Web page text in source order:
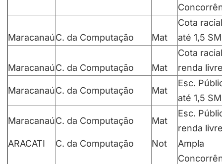
MaracanaúC. da Computação Mat
Cota racial
até 1,5 SM
MaracanaúC. da Computação Mat
Cota racial
renda
MaracanaúC. da Computação Mat
Esc.
até 1,5 SM
MaracanaúC. da Computação Mat
Esc.
renda
ARACATI
C. da Computação Not
Ampla